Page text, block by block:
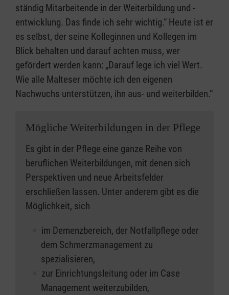
ständig Mitarbeitende in der Weiterbildung und -
entwicklung. Das finde ich sehr wichtig.“ Heute ist er
es selbst, der seine Kolleginnen und Kollegen im
Blick behalten und darauf achten muss, wer
gefördert werden kann: „Darauf lege ich viel Wert.
Wie alle Malteser möchte ich den eigenen
Nachwuchs unterstützen, ihn aus- und weiterbilden.“
Mögliche Weiterbildungen in der Pflege
Es gibt in der Pflege eine ganze Reihe von
beruflichen Weiterbildungen, mit denen sich
Perspektiven und neue Arbeitsfelder
erschließen lassen. Unter anderem gibt es die
Möglichkeit, sich
im Demenzbereich, der Notfallpflege oder
dem Schmerzmanagement zu
spezialisieren,
zur Einrichtungsleitung oder im Case
Management weiterzubilden,